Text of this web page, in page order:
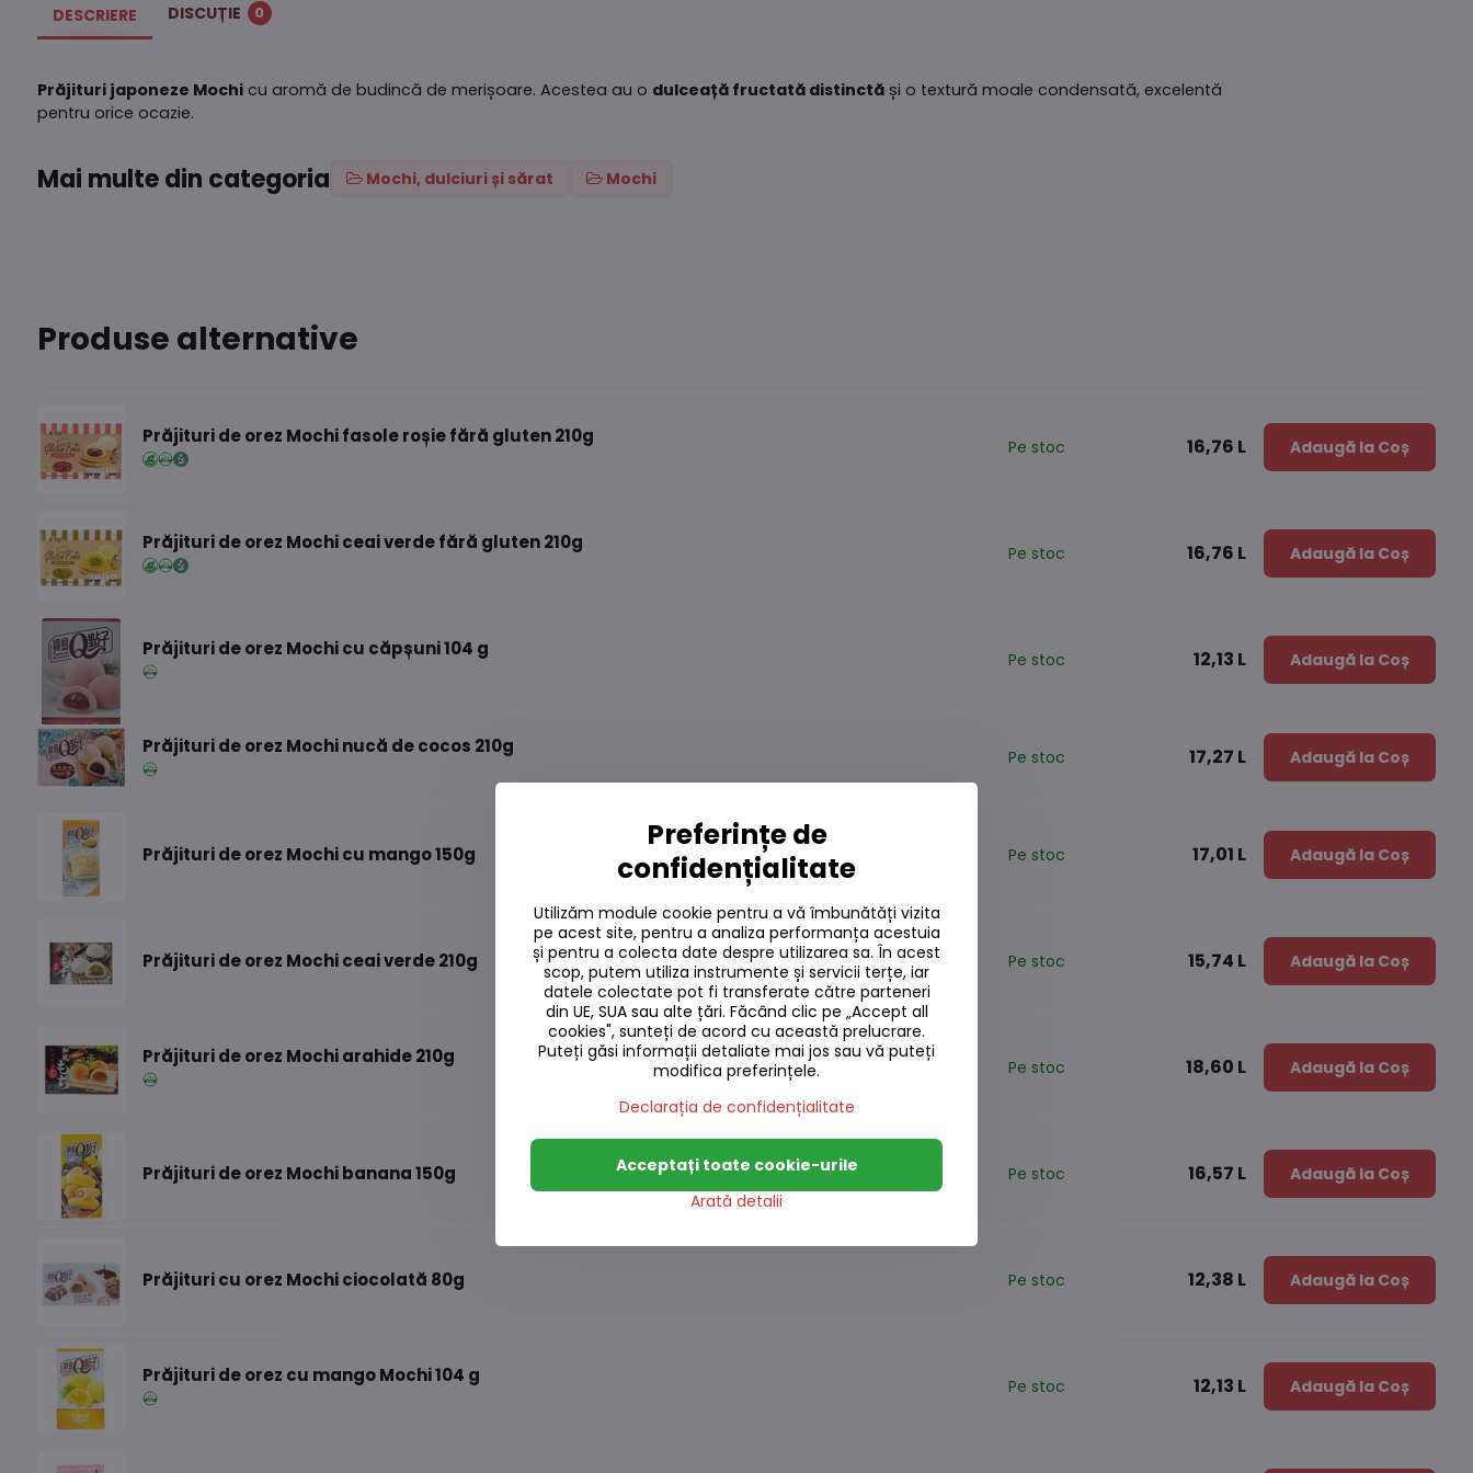
DESCRIERE DISCUȚIE 0
Prăjituri japoneze Mochicu aromă de budincă de merișoare. Acestea au o dulceață fructată distinctăși o textură moale condensată, excelentă
pentru orice ocazie.
Mai multe din categoria Mochi, dulciuri și sărat Mochi
Produse alternative
Prăjituri de orez Mochi fasole roșie fără gluten 210g Pe stoc 16,76 L Adaugă la Coș
Prăjituri de orez Mochi ceai verde fără gluten 210g Pe stoc 16,76 L Adaugă la Coș
Prăjituri de orez Mochi cu căpșuni 104 g Pe stoc 12,13 L Adaugă la Coș
Prăjituri de orez Mochi nucă de cocos 210g Pe stoc 17,27 L Adaugă la Coș
Prăjituri de orez Mochi cu mango 150g Pe stoc 17,01 L Adaugă la Coș
Prăjituri de orez Mochi ceai verde 210g Pe stoc 15,74 L Adaugă la Coș
Prăjituri de orez Mochi arahide 210g Pe stoc 18,60 L Adaugă la Coș
Prăjituri de orez Mochi banana 150g Pe stoc 16,57 L Adaugă la Coș
Prăjituri cu orez Mochi ciocolată 80g Pe stoc 12,38 L Adaugă la Coș
Prăjituri de orez cu mango Mochi 104 g Pe stoc 12,13 L Adaugă la Coș
Preferințe de
confidențialitate
Utilizăm module cookie pentru a vă îmbunătăți vizita
pe acest site, pentru a analiza performanța acestuia
și pentru a colecta date despre utilizarea sa. În acest
scop, putem utiliza instrumente și servicii terțe, iar
datele colectate pot fi transferate către parteneri
din UE, SUA sau alte țări. Făcând clic pe „Accept all
cookies", sunteți de acord cu această prelucrare.
Puteți găsi informații detaliate mai jos sau vă puteți
modifica preferințele.
Declarația de confidențialitate
Arată detalii
Acceptați toate cookie-urile